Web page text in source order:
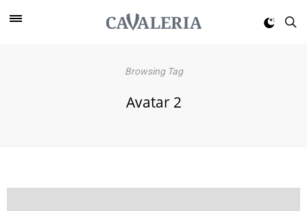
Browsing Tag
Avatar 2